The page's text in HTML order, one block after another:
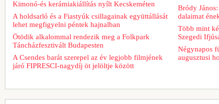
Kimonó-és kerámiakiállítás nyílt Kecskeméten
A holdsarló és a Fiastyúk csillagainak együttállását
lehet megfigyelni péntek hajnalban
Ötödik alkalommal rendezik meg a Folkpark
Táncházfesztivált Budapesten
A Csendes barát szerepel az év legjobb filmjének
járó FIPRESCI-nagydíj öt jelöltje között
Bródy
dalaimat
Több mint
Szegedi
Négynapos
augusztusi